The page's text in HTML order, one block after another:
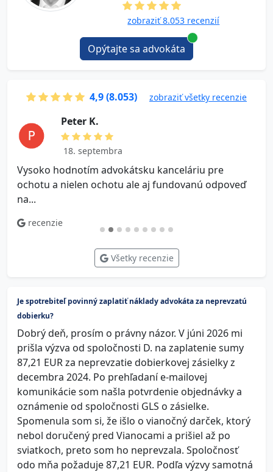
zobraziť 8.053 recenzií
Opýtajte sa advokáta
4,9 (8.053) zobraziť všetky recenzie
P e t e r K.
18. septembra
Vysoko hodnotím advokátsku kanceláriu pre
ochotu a nielen ochotu ale aj fundovanú odpoveď
na...
recenzie
Všetky recenzie
Je spotrebiteľ povinný zaplatiť náklady advokáta za neprevzatú
dobierku?
Dobrý deň, prosím o právny názor. V júni 2026 mi
prišla výzva od spoločnosti D. na zaplatenie sumy
87,21 EUR za neprevzatie dobierkovej zásielky z
decembra 2024. Po prehľadaní e-mailovej
komunikácie som našla potvrdenie objednávky a
oznámenie od spoločnosti GLS o zásielke.
Spomenula som si, že išlo o vianočný darček, ktorý
nebol doručený pred Vianocami a prišiel až po
sviatkoch, preto som ho neprevzala. Spoločnosť
odo mňa požaduje 87,21 EUR. Podľa výzvy samotná